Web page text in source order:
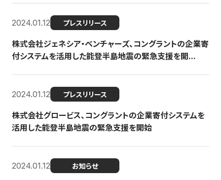
2024.01.12 プレスリリース
株式会社ジェネシア・ベンチャーズ、コングラントの企業寄
付システムを活用した能登半島地震の緊急支援を開...
2024.01.12 プレスリリース
株式会社グロービス、コングラントの企業寄付システムを
活用した能登半島地震の緊急支援を開始
2024.01.12 お知らせ